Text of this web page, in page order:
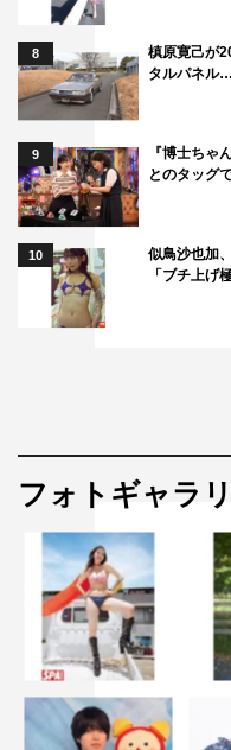
8
槙原寛己が
タルパネル…
9
『博士ち
とのタッグ
10
似鳥沙也加
「ブチ上げ
フォトギャラ